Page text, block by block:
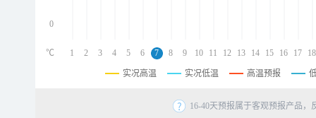
0
1 2 3 4 5 6 7 8 9 10 11 12 13 14 15 16 17 18
℃
实况高温 实况低温 高温预报
16-40天预报属于客观预报产品